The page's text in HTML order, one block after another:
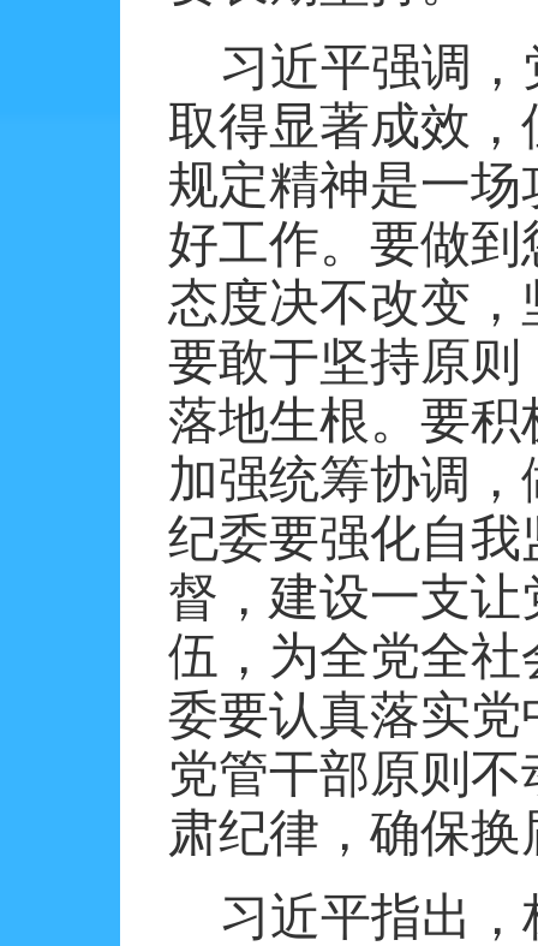
习近平强调
取得显著成效
规定精神是一
好工作。要做
态度决不改变
要敢于坚持原
落地生根。要
加强统筹协调
纪委要强化自
督，建设一支
伍，为全党全
委要认真落实
党管干部原则
肃纪律，确保
习近平指出